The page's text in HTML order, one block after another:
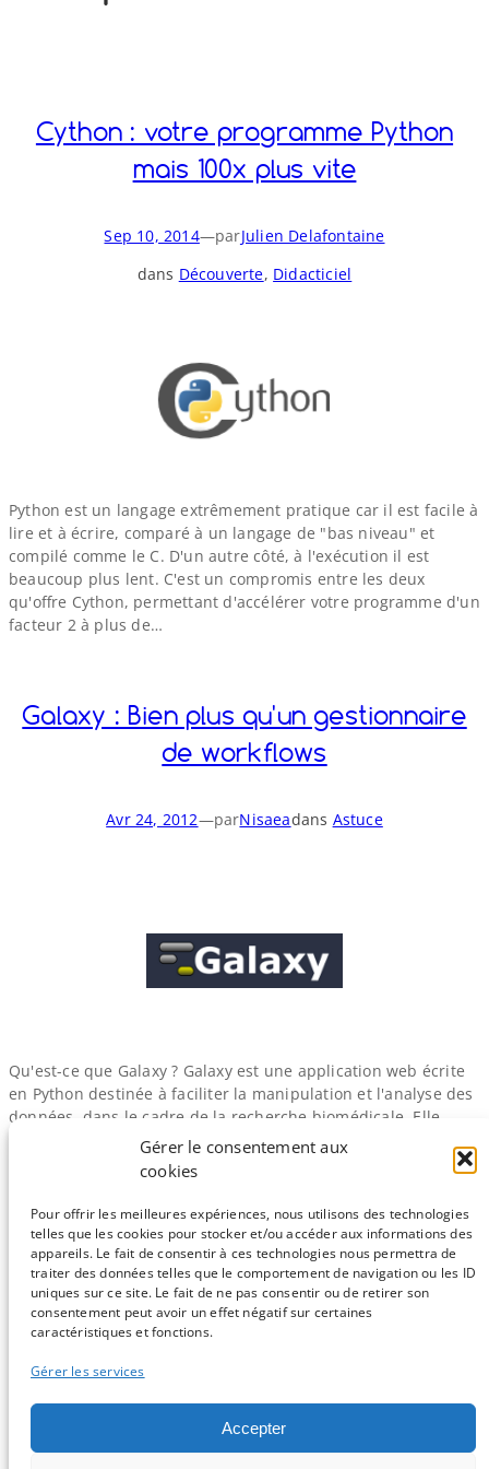
Gérer le consentement aux
cookies
Pour offrir les meilleures expériences, nous utilisons des technologies
telles que les cookies pour stocker et/ou accéder aux informations des
appareils. Le fait de consentir à ces technologies nous permettra de
traiter des données telles que le comportement de navigation ou les ID
uniques sur ce site. Le fait de ne pas consentir ou de retirer son
consentement peut avoir un effet négatif sur certaines
caractéristiques et fonctions.
Gérer les services
Accepter
Cython : votre programme Python
mais 100x plus vite
Sep 10, 2014—parJulien Delafontaine
dans Découverte, Didacticiel
Python est un langage extrêmement pratique car il est facile à
lire et à écrire, comparé à un langage de "bas niveau" et
compilé comme le C. D'un autre côté, à l'exécution il est
beaucoup plus lent. C'est un compromis entre les deux
qu'offre Cython, permettant d'accélérer votre programme d'un
facteur 2 à plus de…
Galaxy : Bien plus qu'un gestionnaire
de workflows
Avr 24, 2012—parNisaeadans Astuce
Qu'est-ce que Galaxy ? Galaxy est une application web écrite
en Python destinée à faciliter la manipulation et l'analyse des
données, dans le cadre de la recherche biomédicale. Elle
permet d'utiliser des logiciels habituellement exécutés en
ligne de commande de manière graphique, grâce à un
Ces…
Sauf mention contraire, tous les articles du blog sont sous licence
Vous souhaitez participer ?
Contactez nous !